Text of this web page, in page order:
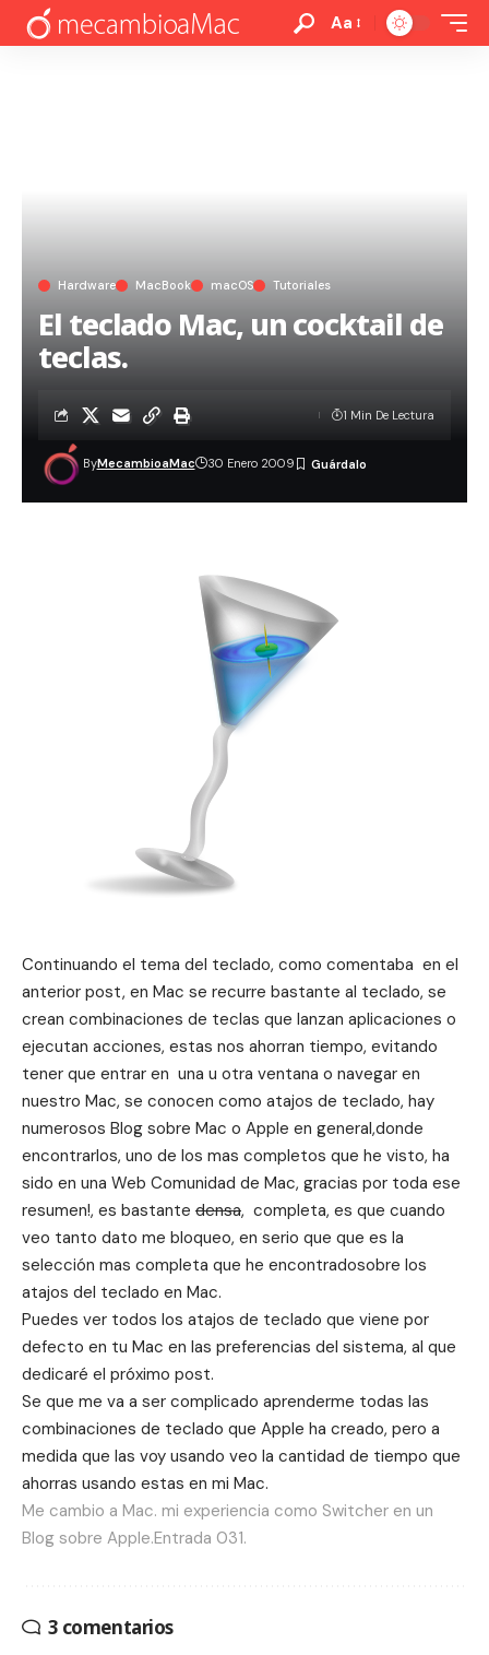
Aa
Hardware MacBook macOS Tutoriales
El teclado Mac, un cocktail de
teclas.
ByMecambioaMac 30 Enero 2009
1 Min De Lectura
Continuando el tema del teclado, como comentaba en el
anterior post, en Mac se recurre bastante al teclado, se
crean combinaciones de teclas que lanzan aplicaciones o
ejecutan acciones, estas nos ahorran tiempo, evitando
tener que entrar en una u otra ventana o navegar en
nuestro Mac, se conocen como atajos de teclado, hay
numerosos Blog sobre Mac o Apple en general,donde
encontrarlos, uno de los mas completos que he visto, ha
sido en una Web Comunidad de Mac, gracias por toda ese
resumen!, es bastante densa, completa, es que cuando
veo tanto dato me bloqueo, en serio que que es la
selección mas completa que he encontradosobre los
atajos del teclado en Mac.
Puedes ver todos los atajos de teclado que viene por
defecto en tu Mac en las preferencias del sistema, al que
dedicaré el próximo post.
Se que me va a ser complicado aprenderme todas las
combinaciones de teclado que Apple ha creado, pero a
medida que las voy usando veo la cantidad de tiempo que
ahorras usando estas en mi Mac.
Me cambio a Mac. mi experiencia como Switcher en un
Blog sobre Apple.Entrada 031.
3 comentarios